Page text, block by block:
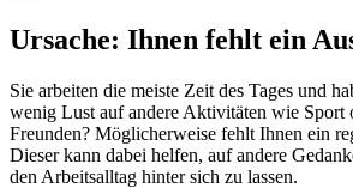
Ursache: Ihnen fehlt ein
Sie arbeiten die meiste Zeit des Tages und
wenig Lust auf andere Aktivitäten wie Sport
Freunden? Möglicherweise fehlt Ihnen ein
Dieser kann dabei helfen, auf andere
den Arbeitsalltag hinter sich zu lassen.